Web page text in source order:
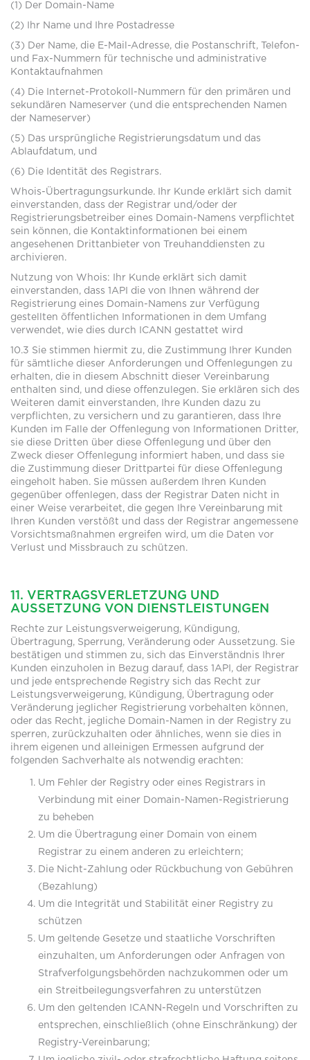
(1) Der Domain-Name
(2) Ihr Name und Ihre Postadresse
(3) Der Name, die E-Mail-Adresse, die Postanschrift, Telefon-
und Fax-Nummern für technische und administrative
Kontaktaufnahmen
(4) Die Internet-Protokoll-Nummern für den primären und
sekundären Nameserver (und die entsprechenden Namen
der Nameserver)
(5) Das ursprüngliche Registrierungsdatum und das
Ablaufdatum, und
(6) Die Identität des Registrars.
Whois-Übertragungsurkunde. Ihr Kunde erklärt sich damit
einverstanden, dass der Registrar und/oder der
Registrierungsbetreiber eines Domain-Namens verpflichtet
sein können, die Kontaktinformationen bei einem
angesehenen Drittanbieter von Treuhanddiensten zu
archivieren.
Nutzung von Whois: Ihr Kunde erklärt sich damit
einverstanden, dass 1API die von Ihnen während der
Registrierung eines Domain-Namens zur Verfügung
gestellten öffentlichen Informationen in dem Umfang
verwendet, wie dies durch ICANN gestattet wird
10.3 Sie stimmen hiermit zu, die Zustimmung Ihrer Kunden
für sämtliche dieser Anforderungen und Offenlegungen zu
erhalten, die in diesem Abschnitt dieser Vereinbarung
enthalten sind, und diese offenzulegen. Sie erklären sich des
Weiteren damit einverstanden, Ihre Kunden dazu zu
verpflichten, zu versichern und zu garantieren, dass Ihre
Kunden im Falle der Offenlegung von Informationen Dritter,
sie diese Dritten über diese Offenlegung und über den
Zweck dieser Offenlegung informiert haben, und dass sie
die Zustimmung dieser Drittpartei für diese Offenlegung
eingeholt haben. Sie müssen außerdem Ihren Kunden
gegenüber offenlegen, dass der Registrar Daten nicht in
einer Weise verarbeitet, die gegen Ihre Vereinbarung mit
Ihren Kunden verstößt und dass der Registrar angemessene
Vorsichtsmaßnahmen ergreifen wird, um die Daten vor
Verlust und Missbrauch zu schützen.
11. VERTRAGSVERLETZUNG UND
AUSSETZUNG VON DIENSTLEISTUNGEN
Rechte zur Leistungsverweigerung, Kündigung,
Übertragung, Sperrung, Veränderung oder Aussetzung. Sie
bestätigen und stimmen zu, sich das Einverständnis Ihrer
Kunden einzuholen in Bezug darauf, dass 1API, der Registrar
und jede entsprechende Registry sich das Recht zur
Leistungsverweigerung, Kündigung, Übertragung oder
Veränderung jeglicher Registrierung vorbehalten können,
oder das Recht, jegliche Domain-Namen in der Registry zu
sperren, zurückzuhalten oder ähnliches, wenn sie dies in
ihrem eigenen und alleinigen Ermessen aufgrund der
folgenden Sachverhalte als notwendig erachten:
Um Fehler der Registry oder eines Registrars in
Verbindung mit einer Domain-Namen-Registrierung
zu beheben
Um die Übertragung einer Domain von einem
Registrar zu einem anderen zu erleichtern;
Die Nicht-Zahlung oder Rückbuchung von Gebühren
(Bezahlung)
Um die Integrität und Stabilität einer Registry zu
schützen
Um geltende Gesetze und staatliche Vorschriften
einzuhalten, um Anforderungen oder Anfragen von
Strafverfolgungsbehörden nachzukommen oder um
ein Streitbeilegungsverfahren zu unterstützen
Um den geltenden ICANN-Regeln und Vorschriften zu
entsprechen, einschließlich (ohne Einschränkung) der
Registry-Vereinbarung;